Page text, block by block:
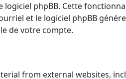
logiciel phpBB. Cette
et le logiciel phpBB
de votre compte.
from external websites,